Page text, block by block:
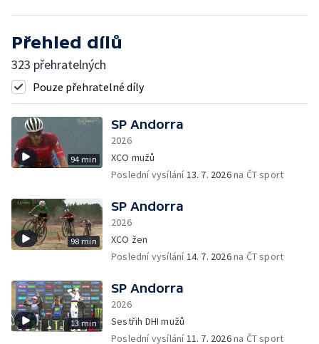
Přehled dílů
323 přehratelných
Pouze přehratelné díly
94 min
SP Andorra
2026
XCO mužů
Poslední vysílání13. 7. 2026na ČT sport
98 min
SP Andorra
2026
XCO žen
Poslední vysílání14. 7. 2026na ČT sport
13 min
SP Andorra
2026
Sestřih DHI mužů
Poslední vysílání11. 7. 2026na ČT sport